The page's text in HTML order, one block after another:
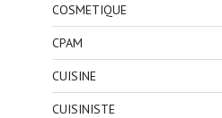
COSMETIQUE
CPAM
CUISINE
CUISINISTE